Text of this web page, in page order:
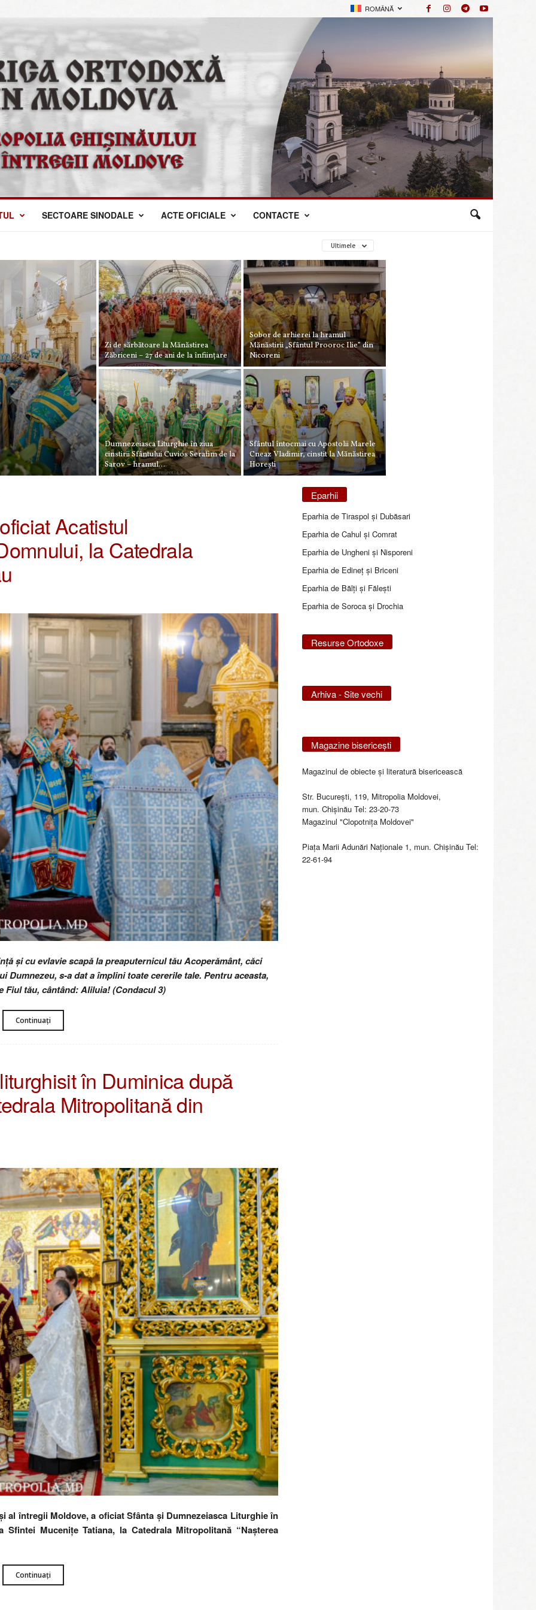
ROMÂNĂ
SECTOARE SINODALE ACTE OFICIALE CONTACTE
Ultimele
Zi de sărbătoare la Mănăstirea
Zăbriceni – 27 de ani de la înființare
Sobor de arhierei la hramul
Mănăstirii „Sfântul Prooroc Ilie” din
Nicoreni
Dumnezeiasca Liturghie în ziua
cinstirii Sfântului Cuvios Serafim de la
Sarov – hramul...
Sfântul întocmai cu Apostolii Marele
Cneaz Vladimir, cinstit la Mănăstirea
Horești
Acatistul
la Catedrala
și cu evlavie scapă la preaputernicul tău Acoperământ, căci
Dumnezeu, s-a dat a împlini toate cererile tale. Pentru aceasta,
Fiul tău, cântând: Aliluia! (Condacul 3)
Continuați
în Duminica după
Mitropolitană din
întregii Moldove, a oficiat Sfânta și Dumnezeiasca Liturghie în
Mucenițe Tatiana, la Catedrala Mitropolitană “Nașterea
Continuați
Eparhii
Eparhia de Tiraspol și Dubăsari
Eparhia de Cahul și Comrat
Eparhia de Ungheni și Nisporeni
Eparhia de Edineţ şi Briceni
Eparhia de Bălţi şi Făleşti
Eparhia de Soroca și Drochia
Resurse Ortodoxe
Arhiva - Site vechi
Magazine bisericeşti
Magazinul de obiecte şi literatură bisericească
Str. Bucureşti, 119, Mitropolia Moldovei,
mun. Chişinău Tel: 23-20-73
Magazinul "Clopotniţa Moldovei"
Piaţa Marii Adunări Naţionale 1, mun. Chişinău Tel:
22-61-94